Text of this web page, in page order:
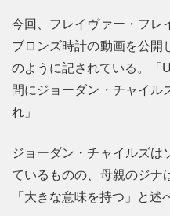
今回、フレイヴァー・フレ
ブロンズ時計の動画を公開
のように記されている。「
間にジョーダン・チャイル
れ」
ジョーダン・チャイルズは
ているものの、母親のジナ
「大きな意味を持つ」と述